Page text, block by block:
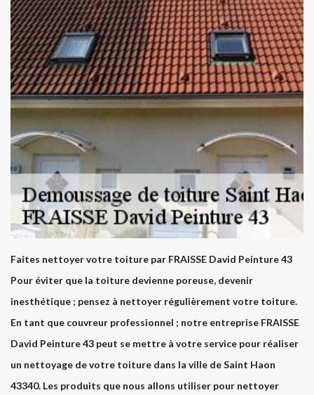
Faites nettoyer votre toiture par FRAISSE David Peinture 43
Pour éviter que la toiture devienne poreuse, devenir
inesthétique ; pensez à nettoyer régulièrement votre toiture.
En tant que couvreur professionnel ; notre entreprise FRAISSE
David Peinture 43 peut se mettre à votre service pour réaliser
un nettoyage de votre toiture dans la ville de Saint Haon
43340. Les produits que nous allons utiliser pour nettoyer